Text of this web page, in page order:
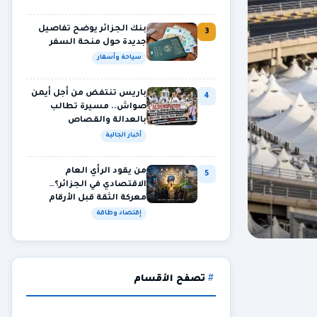
3
بنك الجزائر يوضح تفاصيل
جديدة حول منحة السفر
سياحة وأسفار
4
باريس تنتفض من أجل أيمن
صواش.. مسيرة تطالب
بالعدالة والقصاص
أخبار الجالية
5
من يقود الرأي العام
الاقتصادي في الجزائر؟…
معركة الثقة قبل الأرقام
إقتصاد وطاقة
تصفح الأقسام